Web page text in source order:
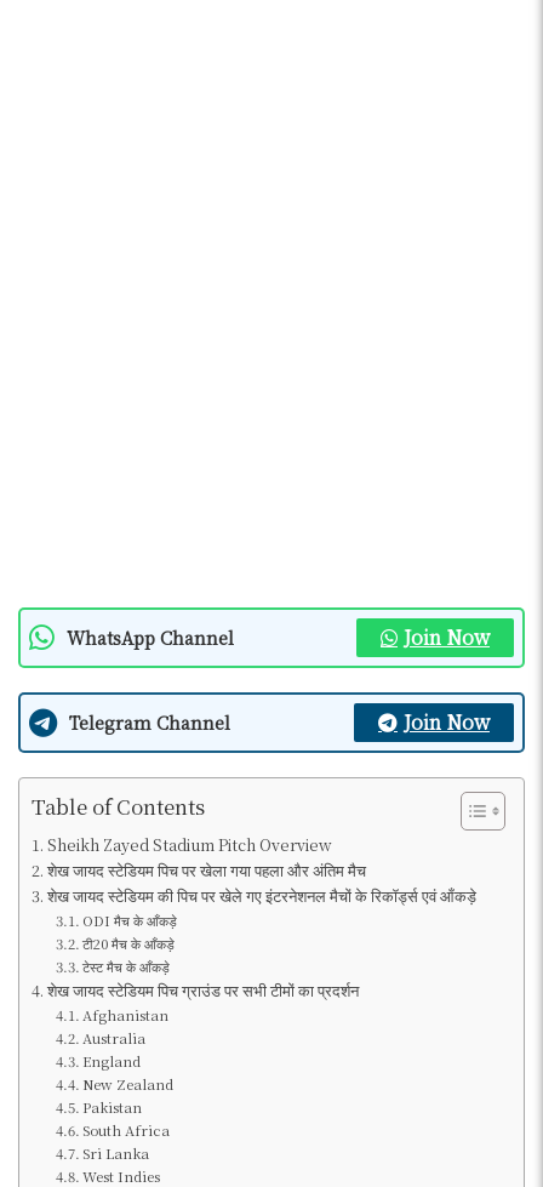
WhatsApp Channel Join Now
Telegram Channel Join Now
Table of Contents
Sheikh Zayed Stadium Pitch Overview
शेख जायद स्टेडियम पिच पर खेला गया पहला और अंतिम मैच
शेख जायद स्टेडियम की पिच पर खेले गए इंटरनेशनल मैचों के रिकॉर्ड्स एवं आँकड़े
ODI मैच के आँकड़े
टी20 मैच के आँकड़े
टेस्ट मैच के आँकड़े
शेख जायद स्टेडियम पिच ग्राउंड पर सभी टीमों का प्रदर्शन
Afghanistan
Australia
England
New Zealand
Pakistan
South Africa
Sri Lanka
West Indies